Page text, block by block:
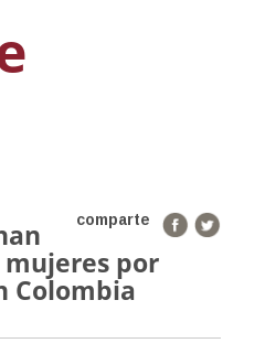
comparte
por
Colombia